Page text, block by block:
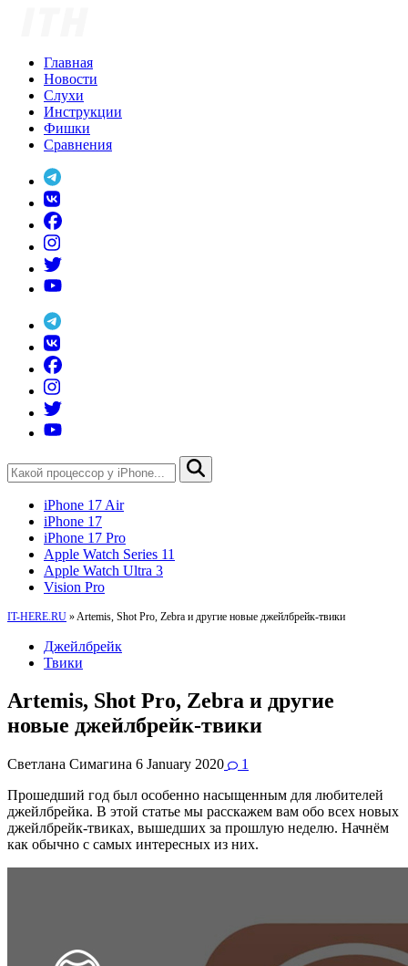
Главная
Новости
Слухи
Инструкции
Фишки
Сравнения
iPhone 17 Air
iPhone 17
iPhone 17 Pro
Apple Watch Series 11
Apple Watch Ultra 3
Vision Pro
IT-HERE.RU » Artemis, Shot Pro, Zebra и другие новые джейлбрейк-твики
Джейлбрейк
Твики
Artemis, Shot Pro, Zebra и другие
новые джейлбрейк-твики
Светлана Симагина 6 January 2020
1
Прошедший год был особенно насыщенным для любителей
джейлбрейка. В этой статье мы расскажем вам обо всех новых
джейлбрейк-твиках, вышедших за прошлую неделю. Начнём
как обычно с самых интересных из них.